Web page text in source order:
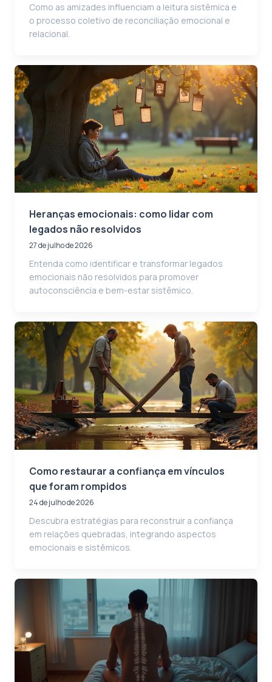
Como as amizades influenciam a leitura sistêmica e
o processo coletivo de reconciliação emocional e
relacional.
Heranças emocionais: como lidar com
legados não resolvidos
27 de julho de 2026
Entenda como identificar e transformar legados
emocionais não resolvidos para promover
autoconsciência e bem-estar sistêmico.
Como restaurar a confiança em vínculos
que foram rompidos
24 de julho de 2026
Descubra estratégias para reconstruir a confiança
em relações quebradas, integrando aspectos
emocionais e sistêmicos.